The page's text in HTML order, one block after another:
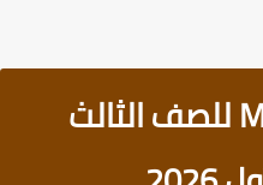
تحميل مراجعة Math للصف الثالث